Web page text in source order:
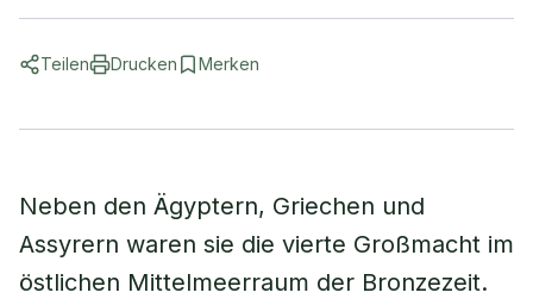
Teilen Drucken Merken
Neben den Ägyptern, Griechen und
Assyrern waren sie die vierte Großmacht im
östlichen Mittelmeerraum der Bronzezeit.